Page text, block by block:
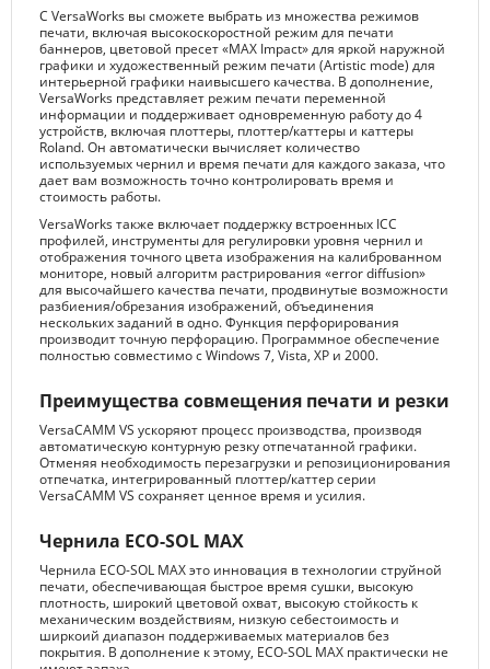
С VersaWorks вы сможете выбрать из множества режимов
печати, включая высокоскоростной режим для печати
баннеров, цветовой пресет «MAX Impact» для яркой наружной
графики и художественный режим печати (Artistic mode) для
интерьерной графики наивысшего качества. В дополнение,
VersaWorks представляет режим печати переменной
информации и поддерживает одновременную работу до 4
устройств, включая плоттеры, плоттер/каттеры и каттеры
Roland. Он автоматически вычисляет количество
используемых чернил и время печати для каждого заказа, что
дает вам возможность точно контролировать время и
стоимость работы.
VersaWorks также включает поддержку встроенных ICC
профилей, инструменты для регулировки уровня чернил и
отображения точного цвета изображения на калиброванном
мониторе, новый алгоритм растрирования «error diffusion»
для высочайшего качества печати, продвинутые возможности
разбиения/обрезания изображений, объединения
нескольких заданий в одно. Функция перфорирования
производит точную перфорацию. Программное обеспечение
полностью совместимо с Windows 7, Vista, XP и 2000.
Преимущества совмещения печати и резки
VersaCAMM VS ускоряют процесс производства, производя
автоматическую контурную резку отпечатанной графики.
Отменяя необходимость перезагрузки и репозиционирования
отпечатка, интегрированный плоттер/каттер серии
VersaCAMM VS сохраняет ценное время и усилия.
Чернила ECO-SOL MAX
Чернила ECO-SOL MAX это инновация в технологии струйной
печати, обеспечивающая быстрое время сушки, высокую
плотность, широкий цветовой охват, высокую стойкость к
механическим воздействиям, низкую себестоимость и
ширкоий диапазон поддерживаемых материалов без
покрытия. В дополнение к этому, ECO-SOL MAX практически не